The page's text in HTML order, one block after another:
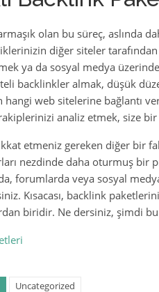
olan bu süreç, aslında
diğer siteler
ya da sosyal medya
backlinkler almak, düşük
hangi web sitelerine bağlantı
analiz etmek, size
etmeniz gereken diğer bir
nezdinde daha oturmuş bir
forumlarda veya sosyal
Kısacası, backlink
biridir. Ne dersiniz, şimdi bu
Uncategorized